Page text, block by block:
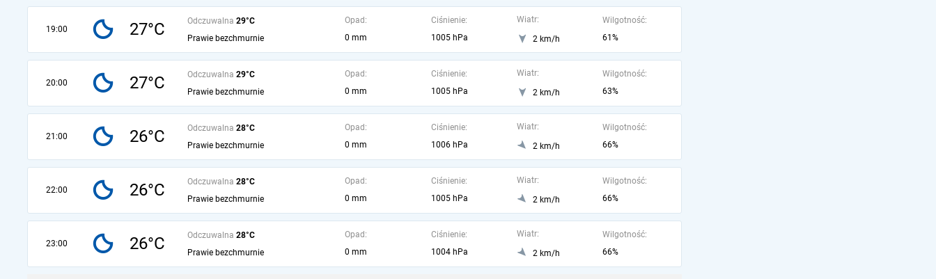
19:00 27°C Odczuwalna 29°C
Prawie bezchmurnie
Opad:
0 mm
Ciśnienie:
1005 hPa
Wiatr:
2 km/h
Wilgotność:
61%
20:00 27°C Odczuwalna 29°C
Prawie bezchmurnie
Opad:
0 mm
Ciśnienie:
1005 hPa
Wiatr:
2 km/h
Wilgotność:
63%
21:00 26°C Odczuwalna 28°C
Prawie bezchmurnie
Opad:
0 mm
Ciśnienie:
1006 hPa
Wiatr:
2 km/h
Wilgotność:
66%
22:00 26°C Odczuwalna 28°C
Prawie bezchmurnie
Opad:
0 mm
Ciśnienie:
1005 hPa
Wiatr:
2 km/h
Wilgotność:
66%
23:00 26°C Odczuwalna 28°C
Prawie bezchmurnie
Opad:
0 mm
Ciśnienie:
1004 hPa
Wiatr:
2 km/h
Wilgotność:
66%